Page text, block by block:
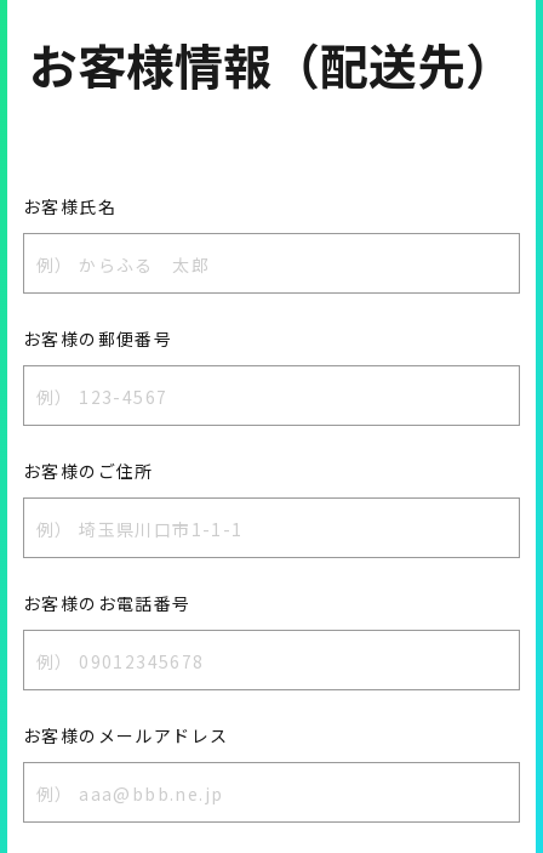
お客様情報（配送先）
お客様氏名
お客様の郵便番号
お客様のご住所
お客様のお電話番号
お客様のメールアドレス